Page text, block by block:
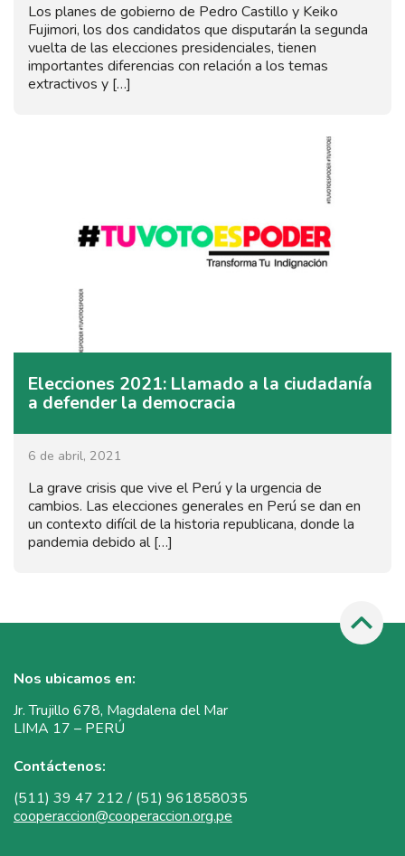
Los planes de gobierno de Pedro Castillo y Keiko
Fujimori, los dos candidatos que disputarán la segunda
vuelta de las elecciones presidenciales, tienen
importantes diferencias con relación a los temas
extractivos y […]
Elecciones 2021: Llamado a la ciudadanía
a defender la democracia
6 de abril, 2021
La grave crisis que vive el Perú y la urgencia de
cambios. Las elecciones generales en Perú se dan en
un contexto difícil de la historia republicana, donde la
pandemia debido al […]
Nos ubicamos en:
Jr. Trujillo 678, Magdalena del Mar
LIMA 17 – PERÚ
Contáctenos:
(511) 39 47 212 / (51) 961858035
cooperaccion@cooperaccion.org.pe